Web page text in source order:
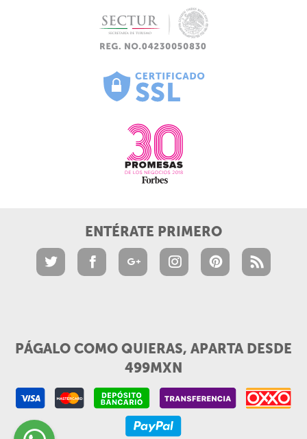
ENTÉRATE PRIMERO
PÁGALO COMO QUIERAS, APARTA DESDE
499MXN